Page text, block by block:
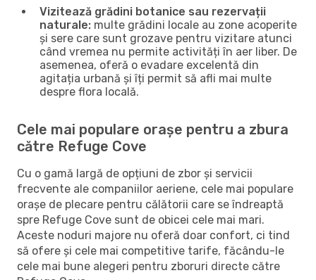
Vizitează grădini botanice sau rezervații
naturale: multe grădini locale au zone acoperite
și sere care sunt grozave pentru vizitare atunci
când vremea nu permite activități în aer liber. De
asemenea, oferă o evadare excelentă din
agitația urbană și îți permit să afli mai multe
despre flora locală.
Cele mai populare orașe pentru a zbura
către Refuge Cove
Cu o gamă largă de opțiuni de zbor și servicii
frecvente ale companiilor aeriene, cele mai populare
orașe de plecare pentru călătorii care se îndreaptă
spre Refuge Cove sunt de obicei cele mai mari.
Aceste noduri majore nu oferă doar confort, ci tind
să ofere și cele mai competitive tarife, făcându-le
cele mai bune alegeri pentru zboruri directe către